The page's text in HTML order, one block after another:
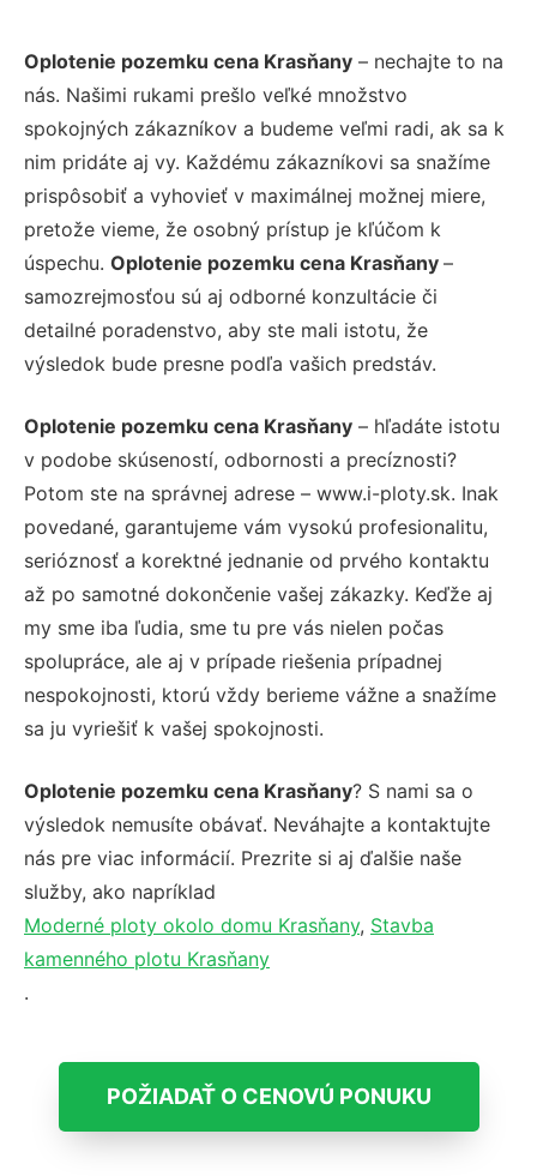
Oplotenie pozemku cena Krasňany – nechajte to na
nás. Našimi rukami prešlo veľké množstvo
spokojných zákazníkov a budeme veľmi radi, ak sa k
nim pridáte aj vy. Každému zákazníkovi sa snažíme
prispôsobiť a vyhovieť v maximálnej možnej miere,
pretože vieme, že osobný prístup je kľúčom k
úspechu. Oplotenie pozemku cena Krasňany –
samozrejmosťou sú aj odborné konzultácie či
detailné poradenstvo, aby ste mali istotu, že
výsledok bude presne podľa vašich predstáv.
Oplotenie pozemku cena Krasňany – hľadáte istotu
v podobe skúseností, odbornosti a precíznosti?
Potom ste na správnej adrese – www.i-ploty.sk. Inak
povedané, garantujeme vám vysokú profesionalitu,
serióznosť a korektné jednanie od prvého kontaktu
až po samotné dokončenie vašej zákazky. Keďže aj
my sme iba ľudia, sme tu pre vás nielen počas
spolupráce, ale aj v prípade riešenia prípadnej
nespokojnosti, ktorú vždy berieme vážne a snažíme
sa ju vyriešiť k vašej spokojnosti.
Oplotenie pozemku cena Krasňany? S nami sa o
výsledok nemusíte obávať. Neváhajte a kontaktujte
nás pre viac informácií. Prezrite si aj ďalšie naše
služby, ako napríklad
Moderné ploty okolo domu Krasňany, Stavba
kamenného plotu Krasňany
.
POŽIADAŤ O CENOVÚ PONUKU